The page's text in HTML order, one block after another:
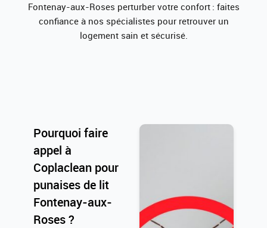
Fontenay-aux-Roses perturber votre confort : faites
confiance à nos spécialistes pour retrouver un
logement sain et sécurisé.
Pourquoi faire
appel à
Coplaclean pour
punaises de lit
Fontenay-aux-
Roses ?